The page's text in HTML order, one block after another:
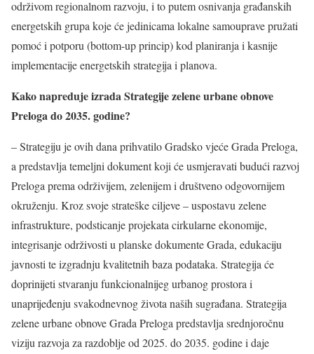
održivom regionalnom razvoju, i to putem osnivanja građanskih
energetskih grupa koje će jedinicama lokalne samouprave pružati
pomoć i potporu (bottom-up princip) kod planiranja i kasnije
implementacije energetskih strategija i planova.
Kako napreduje izrada Strategije zelene urbane obnove
Preloga do 2035. godine?
– Strategiju je ovih dana prihvatilo Gradsko vjeće Grada Preloga,
a predstavlja temeljni dokument koji će usmjeravati budući razvoj
Preloga prema održivijem, zelenijem i društveno odgovornijem
okruženju. Kroz svoje strateške ciljeve – uspostavu zelene
infrastrukture, podsticanje projekata cirkularne ekonomije,
integrisanje održivosti u planske dokumente Grada, edukaciju
javnosti te izgradnju kvalitetnih baza podataka. Strategija će
doprinijeti stvaranju funkcionalnijeg urbanog prostora i
unaprijeđenju svakodnevnog života naših sugrađana. Strategija
zelene urbane obnove Grada Preloga predstavlja srednjoročnu
viziju razvoja za razdoblje od 2025. do 2035. godine i daje